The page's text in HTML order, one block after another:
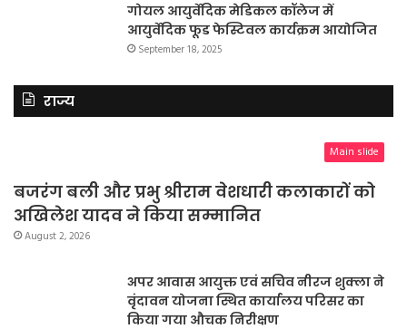
गोयल आयुर्वेदिक मेडिकल कॉलेज में
आयुर्वेदिक फूड फेस्टिवल कार्यक्रम आयोजित
September 18, 2025
राज्य
Main slide
बजरंग बली और प्रभु श्रीराम वेशधारी कलाकारों को
अखिलेश यादव ने किया सम्मानित
August 2, 2026
अपर आवास आयुक्त एवं सचिव नीरज शुक्ला ने
वृंदावन योजना स्थित कार्यालय परिसर का
किया गया औचक निरीक्षण